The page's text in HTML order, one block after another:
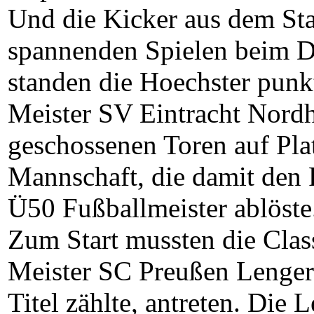
Und die Kicker aus dem
spannenden Spielen beim
standen die Hoechster
Meister SV Eintracht
geschossenen Toren auf
Mannschaft, die damit den
Ü50 Fußballmeister
Zum Start mussten die
Meister SC Preußen
Titel zählte, antreten. Die